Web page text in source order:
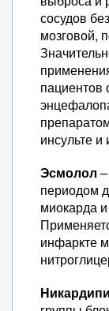
сосудов
мозговой,
пациентов
инсульте
Эсмолол
периодом
миокарда
инфаркте